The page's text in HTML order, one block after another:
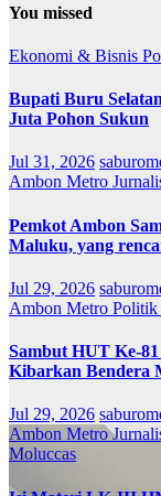
You missed
Ekonomi & Bisnis
Bupati Buru
Juta Pohon Sukun
Jul 31, 2026
Ambon Metro
Pemkot Ambon
Maluku, yang
Jul 29, 2026
Ambon Metro Politik
Sambut HUT Ke-
Kibarkan Bendera
Jul 29, 2026
Ambon Metro
Moluccas